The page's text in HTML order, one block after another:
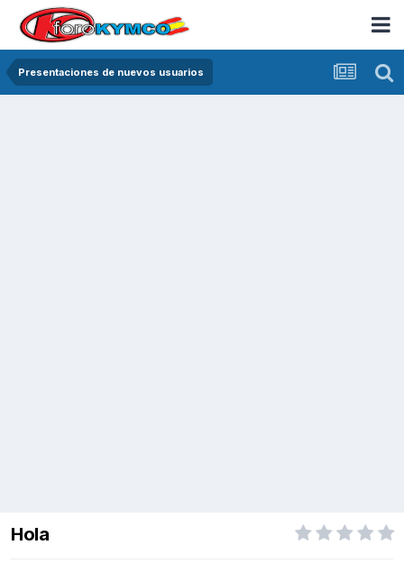
Presentaciones de nuevos usuarios
Hola